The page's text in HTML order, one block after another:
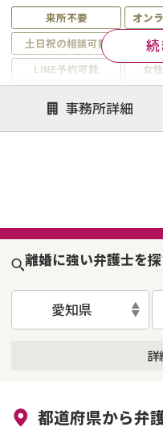
来所不要 オン
土日祝の相談可能
19
LINE予約可能
女
注力案件
離婚前相談
事務所詳細
離婚に強い弁護士を
愛知県
詳
初回相談無料
都道府県から弁